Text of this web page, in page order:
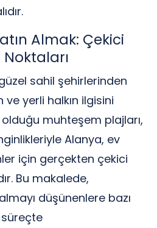
Almak: Çekici
Noktaları
sahil şehirlerinden
yerli halkın ilgisini
muhteşem plajları,
Alanya, ev
için gerçekten çekici
Bu makalede,
düşünenlere bazı